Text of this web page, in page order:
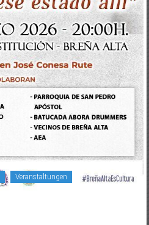
Veranstaltungen